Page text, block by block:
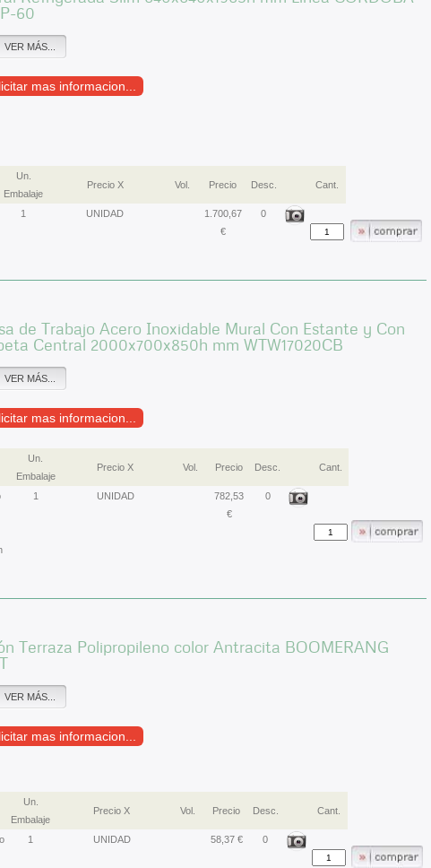
60
VER MÁS...
mas informacion...
Un.
Embalaje
Precio X Vol. Precio Desc. Cant.
1 UNIDAD
1.700,67
€
0
de Trabajo Acero Inoxidable Mural Con Estante y Con
Central 2000x700x850h mm WTW17020CB
VER MÁS...
mas informacion...
Un.
Embalaje
Precio X Vol. Precio Desc. Cant.
1 UNIDAD
782,53
€
0
Terraza Polipropileno color Antracita BOOMERANG
VER MÁS...
mas informacion...
Un.
Embalaje
Precio X Vol. Precio Desc. Cant.
1 UNIDAD 58,37 € 0